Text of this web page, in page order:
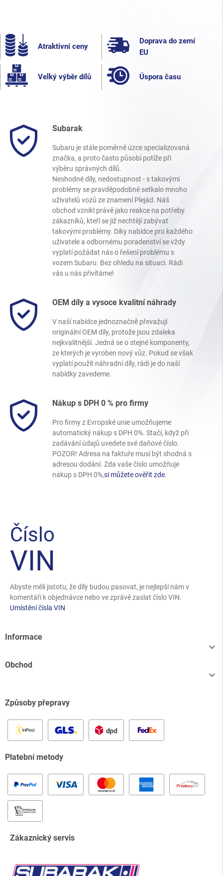
Atraktivní ceny
Doprava do zemí
EU
Velký výběr dílů Úspora času
Subarak
Subaru je stále poměrně úzce specializovaná
značka, a proto často působí potíže při
výběru správných dílů.
Neshodné díly, nedostupnost - s takovými
problémy se pravděpodobně setkalo mnoho
uživatelů vozů ze znamení Plejád. Náš
obchod vznikl právě jako reakce na potřeby
zákazníků, kteří se již nechtějí zabývat
takovými problémy. Díky nabídce pro každého
uživatele a odbornému poradenství se vždy
vyplatí požádat nás o řešení problému s
vozem Subaru. Bez ohledu na situaci. Rádi
vás u nás přivítáme!
OEM díly a vysoce kvalitní náhrady
V naší nabídce jednoznačně převažují
originální OEM díly, protože jsou zdaleka
nejkvalitnější. Jedná se o stejné komponenty,
ze kterých je vyroben nový vůz. Pokud se však
vyplatí použít náhradní díly, rádi je do naší
nabídky zavedeme.
Nákup s DPH 0 % pro firmy
Pro firmy z Evropské unie umožňujeme
automatický nákup s DPH 0%. Stačí, když při
zadávání údajů uvedete své daňové číslo.
POZOR! Adresa na faktuře musí být shodná s
adresou dodání. Zda vaše číslo umožňuje
nákup s DPH 0%,si můžete ověřit zde.
Číslo
VIN
Abyste měli jistotu, že díly budou pasovat, je nejlepší nám v
komentáři k objednávce nebo ve zprávě zaslat číslo VIN.
Umístění čísla VIN
Informace

Obchod

Způsoby přepravy
Platební metody
Zákaznický servis